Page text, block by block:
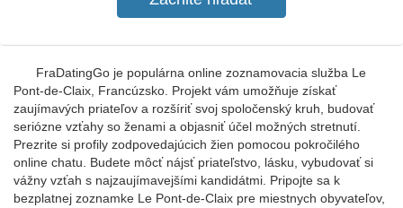
FraDatingGo je populárna online zoznamovacia služba Le
Pont-de-Claix, Francúzsko. Projekt vám umožňuje získať
zaujímavých priateľov a rozšíriť svoj spoločenský kruh, budovať
seriózne vzťahy so ženami a objasniť účel možných stretnutí.
Prezrite si profily zodpovedajúcich žien pomocou pokročilého
online chatu. Budete môcť nájsť priateľstvo, lásku, vybudovať si
vážny vzťah s najzaujímavejšími kandidátmi. Pripojte sa k
bezplatnej zoznamke Le Pont-de-Claix pre miestnych obyvateľov,